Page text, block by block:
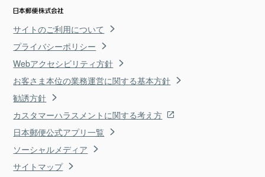
サイトのご利用について
プライバシーポリシー
Webアクセシビリティ方針
お客さま本位の業務運営に関する基本方針
勧誘方針
カスタマーハラスメントに関する考え方
日本郵便公式アプリ一覧
ソーシャルメディア
サイトマップ